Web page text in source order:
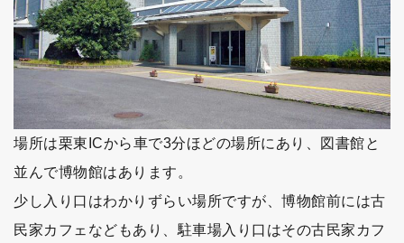
場所は栗東ICから車で3分ほどの場所にあり、図書館と
並んで博物館はあります。
少し入り口はわかりずらい場所ですが、博物館前には古
民家カフェなどもあり、駐車場入り口はその古民家カフ